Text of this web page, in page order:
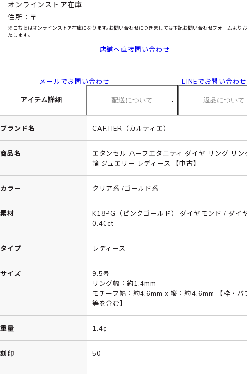
オンラインストア在庫..
住所：〒
※こちらはオンラインストア在庫になります｡お問い合わせにつきましては下記お問い合わせフォームより
たします｡
店舗へ直接問い合わせ
メールでお問い合わせ LINEでお問い合わせ
アイテム詳細 配送について 返品について
ブランド名 CARTIER（カルティエ）
商品名
エタンセル ハーフエタニティ ダイヤ リング リン
輪 ジュエリー レディース 【中古】
カラー クリア系 /ゴールド系
素材
K18PG（ピンクゴールド） ダイヤモンド / ダイ
0.40ct
タイプ レディース
サイズ
9.5号
リング幅：約1.4mm
モチーフ幅：約4.6mm x 縦：約4.6mm 【枠・バ
等を含む】
重量 1.4g
刻印 50